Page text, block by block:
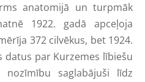
anatomijā un turpmāk
1922. gadā apceļoja
372 cilvēkus, bet 1924.
datus par Kurzemes lībiešu
saglabājuši līdz